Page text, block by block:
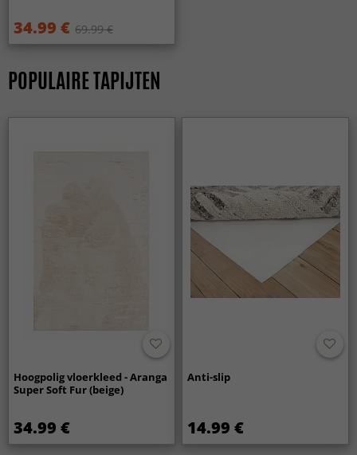
34.99 € 69.99 €
POPULAIRE TAPIJTEN
Hoogpolig vloerkleed - Aranga
Super Soft Fur (beige)
34.99 €
Anti-slip
14.99 €